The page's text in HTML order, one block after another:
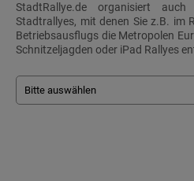
StadtRallye.de organisiert
Stadtrallyes, mit denen Sie z.B. im
Betriebsausflugs die Metropolen
Schnitzeljagden oder iPad Rallyes